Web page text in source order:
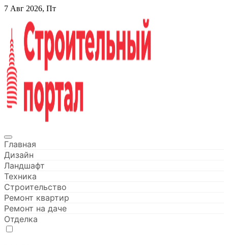
Перейти
содержанию
7 Авг 2026, Пт
Строительный портал
Главная
Дизайн
Ландшафт
Техника
Строительство
Ремонт квартир
Ремонт на даче
Отделка